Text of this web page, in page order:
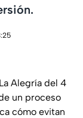
Alegría del 4
un proceso
cómo evitan